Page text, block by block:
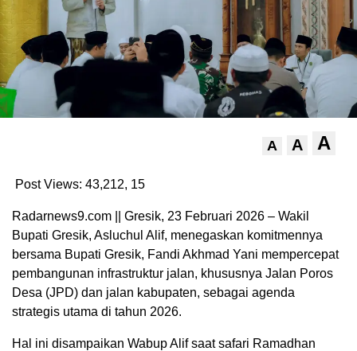
A A A
Post Views: 43,212, 15
Radarnews9.com || Gresik, 23 Februari 2026 – Wakil
Bupati Gresik, Asluchul Alif, menegaskan komitmennya
bersama Bupati Gresik, Fandi Akhmad Yani mempercepat
pembangunan infrastruktur jalan, khususnya Jalan Poros
Desa (JPD) dan jalan kabupaten, sebagai agenda
strategis utama di tahun 2026.
Hal ini disampaikan Wabup Alif saat safari Ramadhan